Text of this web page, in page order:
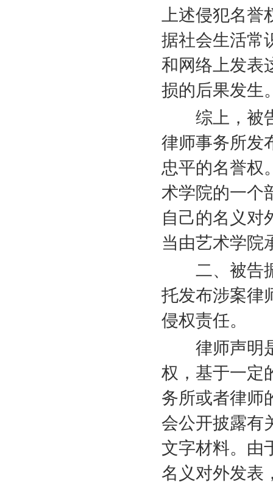
上述侵犯名
据社会生活常
和网络上发表
损的后果发生
综上，被告
律师事务所发
忠平的名誉权
术学院的一个
自己的名义对
当由艺术学院
二、被告振
托发布涉案律
侵权责任。
律师声明是
权，基于一定
务所或者律师
会公开披露有
文字材料。由
名义对外发表